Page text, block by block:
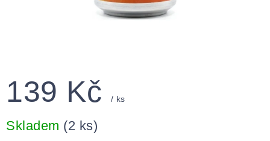
139 Kč / ks
cena:
Skladem (2 ks)